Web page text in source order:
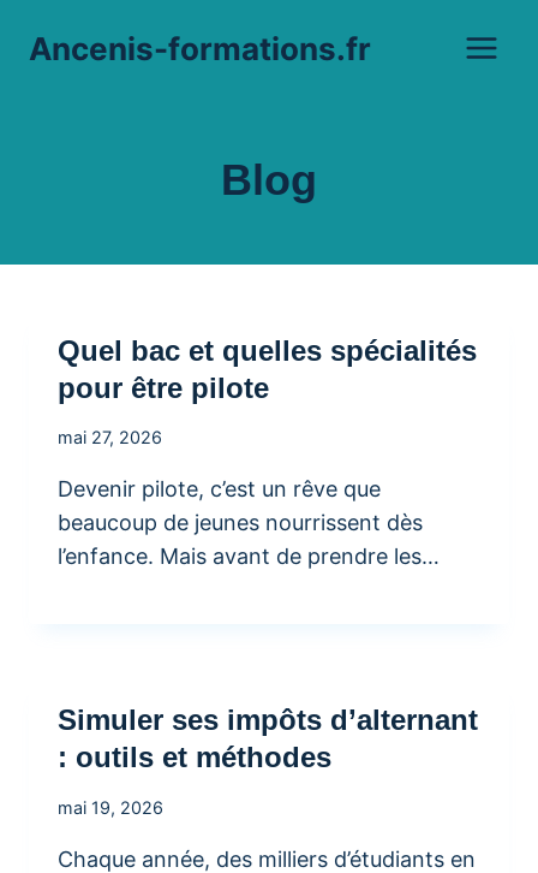
Ancenis-formations.fr
Blog
Quel bac et quelles spécialités
pour être pilote
mai 27, 2026
Devenir pilote, c’est un rêve que
beaucoup de jeunes nourrissent dès
l’enfance. Mais avant de prendre les…
Simuler ses impôts d’alternant
: outils et méthodes
mai 19, 2026
Chaque année, des milliers d’étudiants en